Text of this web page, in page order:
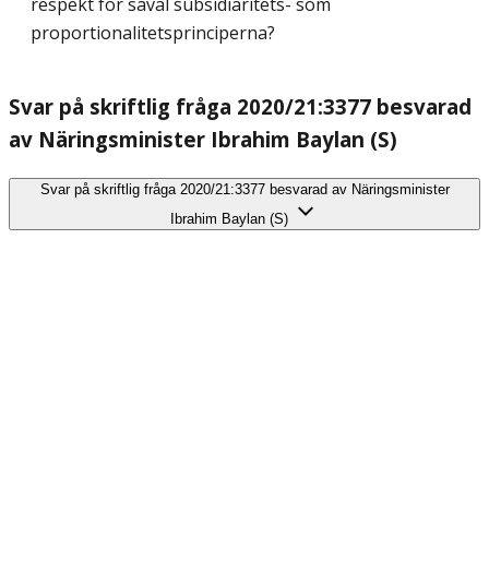
proportionalitetsprinciperna?
Svar på skriftlig fråga 2020/21:3377 besvarad
av Näringsminister Ibrahim Baylan (S)
Svar på skriftlig fråga 2020/21:3377 besvarad av Näringsminister
Ibrahim Baylan (S)